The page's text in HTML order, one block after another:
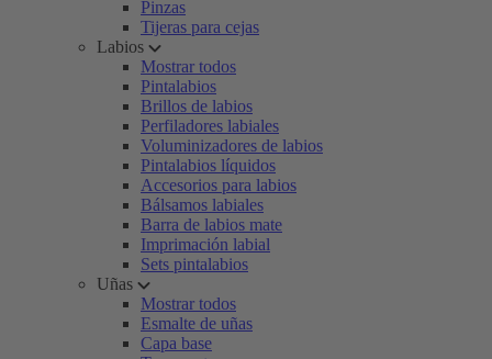
Pinzas
Tijeras para cejas
Labios
Mostrar todos
Pintalabios
Brillos de labios
Perfiladores labiales
Voluminizadores de labios
Pintalabios líquidos
Accesorios para labios
Bálsamos labiales
Barra de labios mate
Imprimación labial
Sets pintalabios
Uñas
Mostrar todos
Esmalte de uñas
Capa base